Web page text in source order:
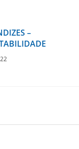
–